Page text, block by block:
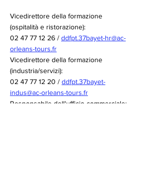
Vicedirettore della formazione
(ospitalità e ristorazione):
02 47 77 12 26 / ddfpt.37bayet-hr@ac-
orleans-tours.fr
Vicedirettore della formazione
(industria/servizi):
02 47 77 12 20 / ddfpt.37bayet-
indus@ac-orleans-tours.fr
Responsabile dell'ufficio commerciale: